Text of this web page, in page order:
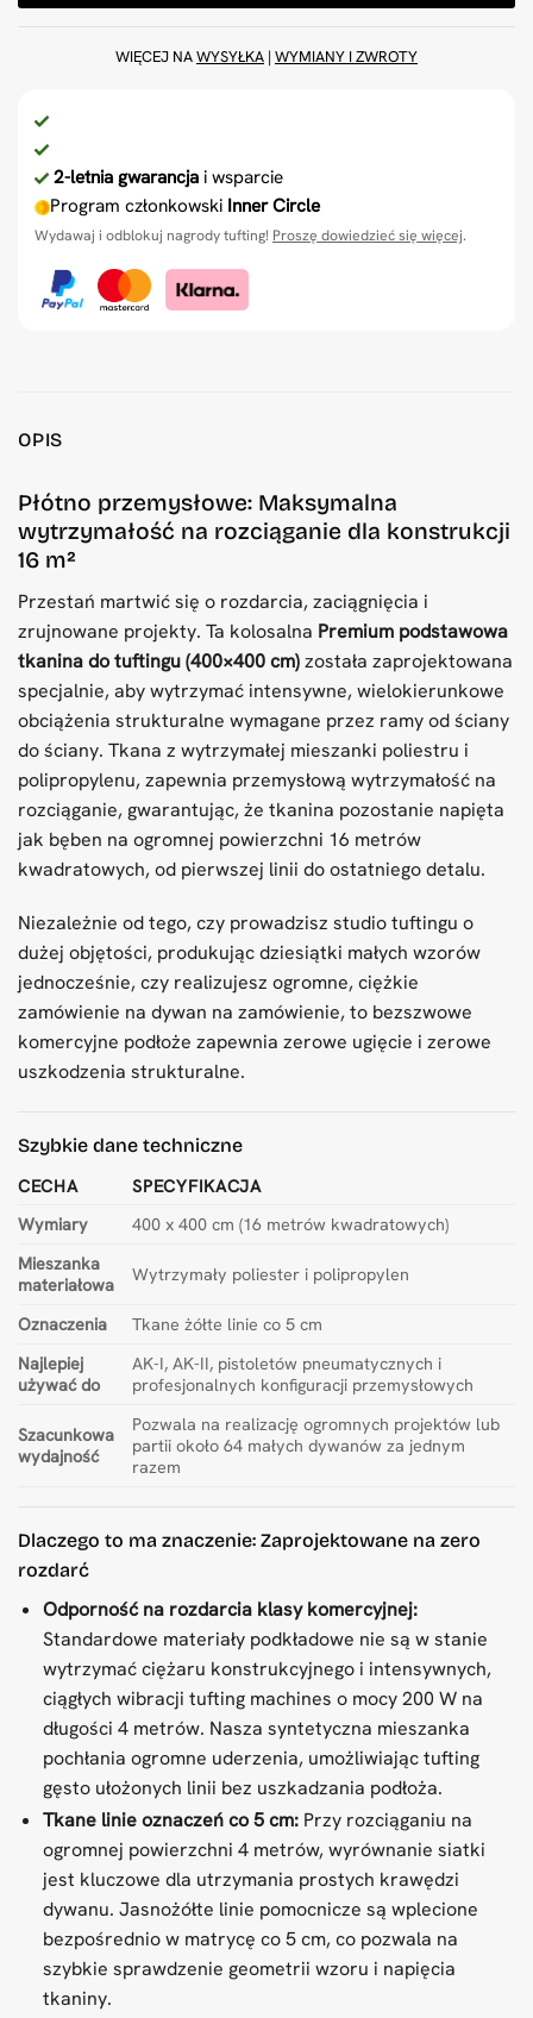
WIĘCEJ NAWYSYŁKA | WYMIANY I ZWROTY
2-letnia gwarancja i wsparcie
Program członkowski Inner Circle
Wydawaj i odblokuj nagrody tufting! Proszę dowiedzieć się więcej.
OPIS
Płótno przemysłowe: Maksymalna
wytrzymałość na rozciąganie dla konstrukcji
16 m²
Przestań martwić się o rozdarcia, zaciągnięcia i
zrujnowane projekty. Ta kolosalna Premium podstawowa
tkanina do tuftingu (400×400 cm)została zaprojektowana
specjalnie, aby wytrzymać intensywne, wielokierunkowe
obciążenia strukturalne wymagane przez ramy od ściany
do ściany. Tkana z wytrzymałej mieszanki poliestru i
polipropylenu, zapewnia przemysłową wytrzymałość na
rozciąganie, gwarantując, że tkanina pozostanie napięta
jak bęben na ogromnej powierzchni 16 metrów
kwadratowych, od pierwszej linii do ostatniego detalu.
Niezależnie od tego, czy prowadzisz studio tuftingu o
dużej objętości, produkując dziesiątki małych wzorów
jednocześnie, czy realizujesz ogromne, ciężkie
zamówienie na dywan na zamówienie, to bezszwowe
komercyjne podłoże zapewnia zerowe ugięcie i zerowe
uszkodzenia strukturalne.
Szybkie dane techniczne
CECHA
SPECYFIKACJA
Wymiary
400 x 400 cm (16 metrów kwadratowych)
Mieszanka
materiałowa
Wytrzymały poliester i polipropylen
Oznaczenia
Tkane żółte linie co 5 cm
Najlepiej
używać do
AK-I, AK-II, pistoletów pneumatycznych i
profesjonalnych konfiguracji przemysłowych
Szacunkowa
wydajność
Pozwala na realizację ogromnych projektów lub
partii około 64 małych dywanów za jednym
razem
Dlaczego to ma znaczenie: Zaprojektowane na zero
rozdarć
Odporność na rozdarcia klasy komercyjnej:
Standardowe materiały podkładowe nie są w stanie
wytrzymać ciężaru konstrukcyjnego i intensywnych,
ciągłych wibracji tufting machines o mocy 200 W na
długości 4 metrów. Nasza syntetyczna mieszanka
pochłania ogromne uderzenia, umożliwiając tufting
gęsto ułożonych linii bez uszkadzania podłoża.
Tkane linie oznaczeń co 5 cm:Przy rozciąganiu na
ogromnej powierzchni 4 metrów, wyrównanie siatki
jest kluczowe dla utrzymania prostych krawędzi
dywanu. Jasnożółte linie pomocnicze są wplecione
bezpośrednio w matrycę co 5 cm, co pozwala na
szybkie sprawdzenie geometrii wzoru i napięcia
tkaniny.